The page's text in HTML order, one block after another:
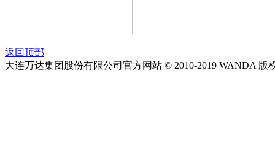
返回顶部
大连万达集团股份有限公司官方网站 © 2010-2019 WANDA 版